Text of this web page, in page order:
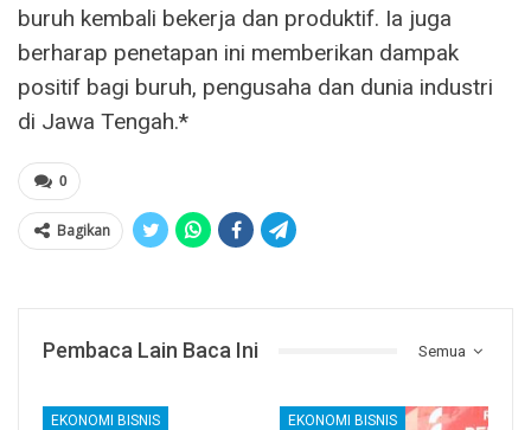
buruh kembali bekerja dan produktif. Ia juga
berharap penetapan ini memberikan dampak
positif bagi buruh, pengusaha dan dunia industri
di Jawa Tengah.*
0
Bagikan
Semua
Pembaca Lain Baca Ini
EKONOMI BISNIS EKONOMI BISNIS